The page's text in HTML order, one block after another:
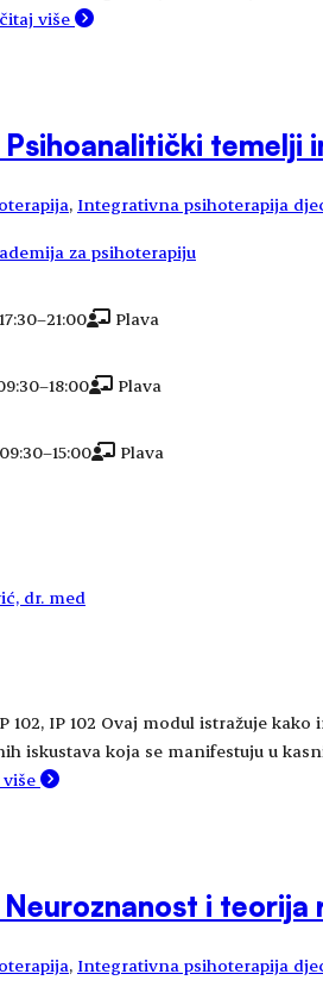
više
Psihoanalitički
, Integrativna psihoterapija
za psihoterapiju
–21:00 Plava
–18:00 Plava
–15:00 Plava
dr. med
102, IP 102 Ovaj modul istražuje
iskustava koja se manifestuju u
Neuroznanost i teorija
, Integrativna psihoterapija